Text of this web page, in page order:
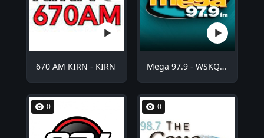
670 AM KIRN - KIRN Mega 97.9 - WSKQ-FM
0 0